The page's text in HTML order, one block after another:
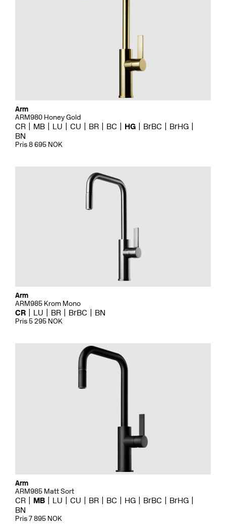
Arm
ARM980 Honey Gold
CR MB LU CU BR BC HG BrBC
BrHG
BN
Pris 8 695 NOK
Arm
ARM985 Krom Mono
CR LU BR BrBC BN
Pris 5 295 NOK
Arm
ARM985 Matt Sort
CR MB LU CU BR BC HG BrBC
BrHG
BN
Pris 7 895 NOK